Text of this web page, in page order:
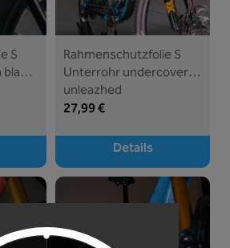
S
Rahmenschutzfolie S
Unterrohr undercover -
unleazhed
27,99 €
Details